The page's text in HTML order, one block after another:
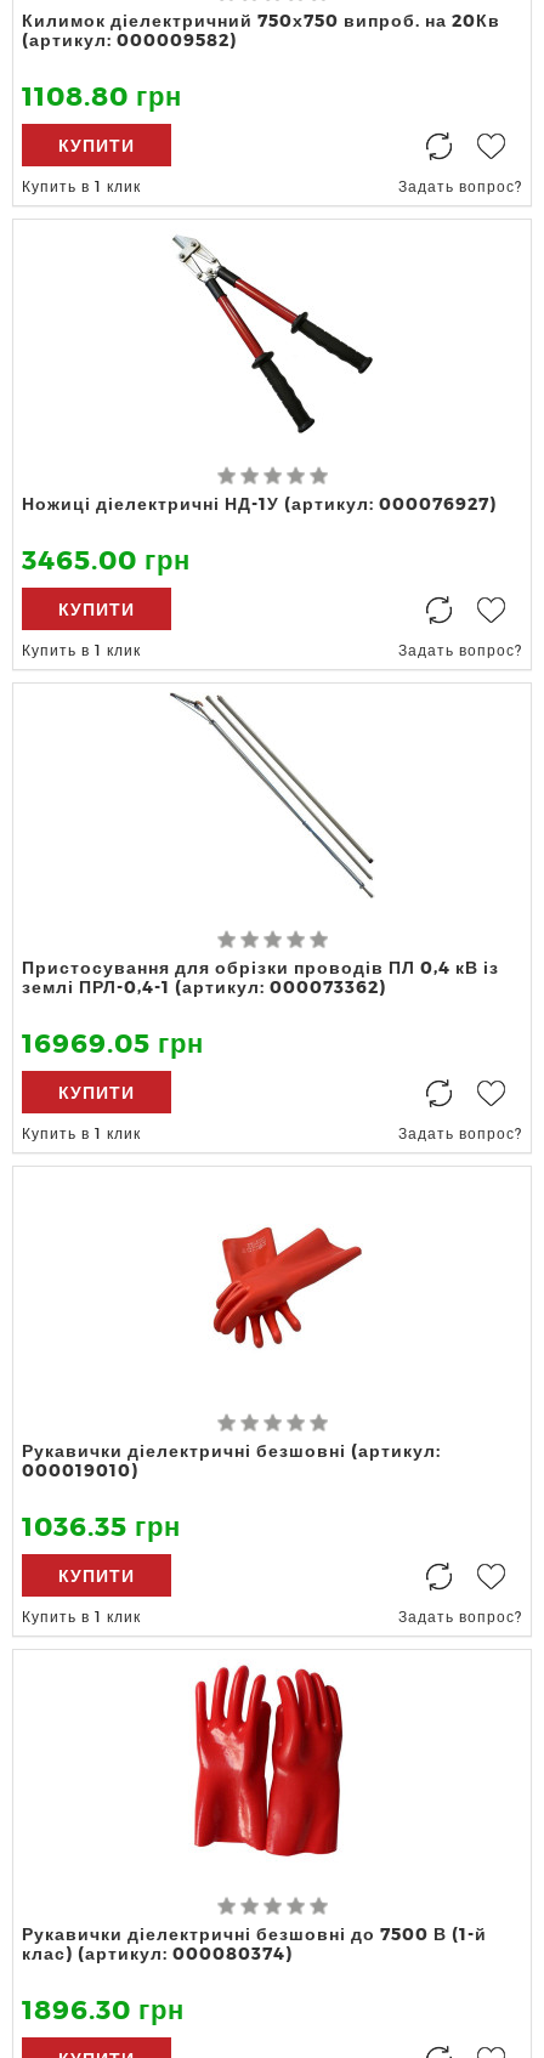
Килимок діелектричний 750х750 випроб. на 20Кв
(артикул: 000009582)
1108.80 грн
КУПИТИ
Купить в 1 клик Задать вопрос?
Ножиці діелектричні НД-1У (артикул: 000076927)
3465.00 грн
КУПИТИ
Купить в 1 клик Задать вопрос?
Пристосування для обрізки проводів ПЛ 0,4 кВ із
землі ПРЛ-0,4-1 (артикул: 000073362)
16969.05 грн
КУПИТИ
Купить в 1 клик Задать вопрос?
Рукавички діелектричні безшовні (артикул:
000019010)
1036.35 грн
КУПИТИ
Купить в 1 клик Задать вопрос?
Рукавички діелектричні безшовні до 7500 В (1-й
клас) (артикул: 000080374)
1896.30 грн